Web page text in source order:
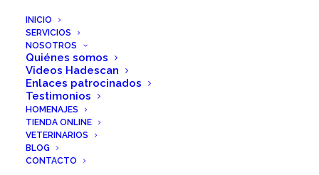
INICIO
SERVICIOS
NOSOTROS
Quiénes somos
Videos Hadescan
Enlaces patrocinados
Testimonios
HOMENAJES
TIENDA ONLINE
VETERINARIOS
BLOG
CONTACTO